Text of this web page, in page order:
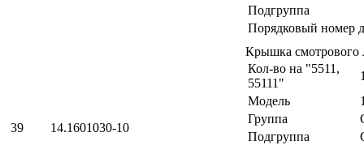
Подгруппа
Порядковый номер
39 14.1601030-10
Крышка смотрового
Кол-во на "5511,
55111"
Модель
Группа
Подгруппа